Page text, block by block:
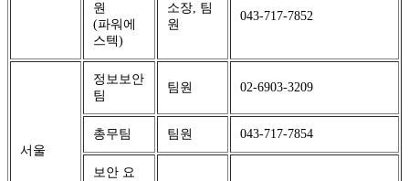
원
(파워에
스텍)
소장, 팀
원
043-717-7852
서울
정보보안
팀
팀원 02-6903-3209
총무팀 팀원 043-717-7854
보안 요